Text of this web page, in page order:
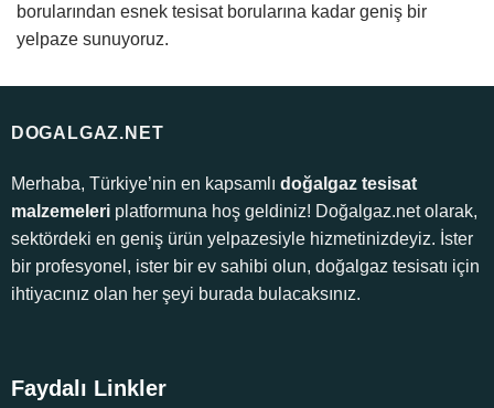
borularından esnek tesisat borularına kadar geniş bir
yelpaze sunuyoruz.
DOGALGAZ.NET
Merhaba, Türkiye’nin en kapsamlı doğalgaz tesisat
malzemeleriplatformuna hoş geldiniz! Doğalgaz.net olarak,
sektördeki en geniş ürün yelpazesiyle hizmetinizdeyiz. İster
bir profesyonel, ister bir ev sahibi olun, doğalgaz tesisatı için
ihtiyacınız olan her şeyi burada bulacaksınız.
Faydalı Linkler